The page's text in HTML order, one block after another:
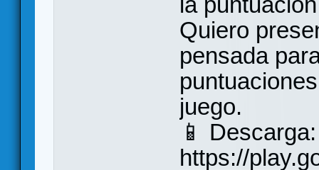
Quiero
pensada
juego.
📱 Descarga:
https://